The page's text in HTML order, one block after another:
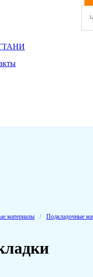
материалы /
Подкладочные